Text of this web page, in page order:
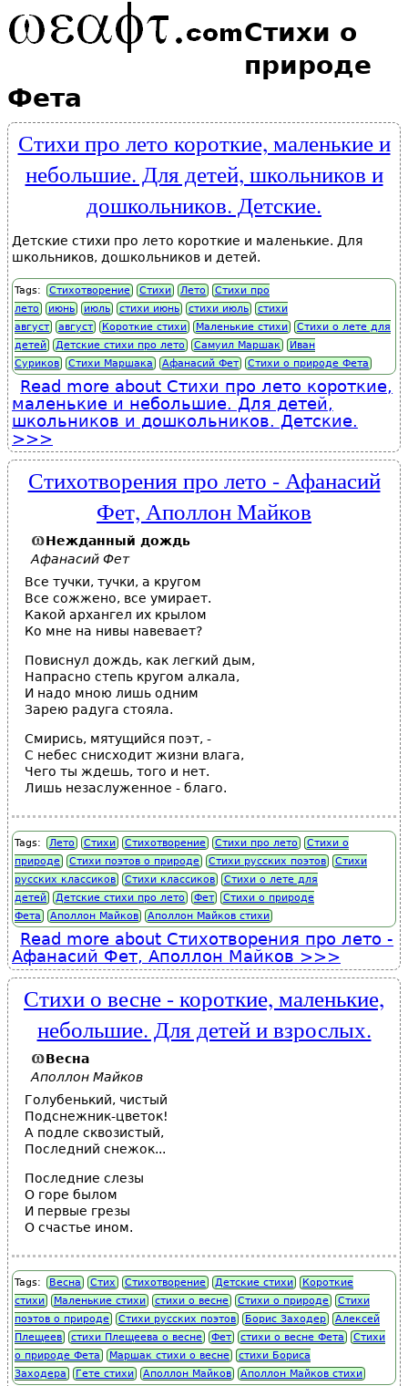
Стихи о
природе
Фета
Стихи про лето короткие, маленькие и
небольшие. Для детей, школьников и
дошкольников. Детские.
Детские стихи про лето короткие и маленькие. Для
школьников, дошкольников и детей.
Tags: Стихотворение Стихи Лето
Стихи про
лето
июнь июль стихи июнь стихи июль
стихи
август
август Короткие стихи Маленькие стихи
Стихи о лете для
детей
Детские стихи про лето Самуил Маршак
Иван
Суриков
Стихи Маршака Афанасий Фет Стихи о природе Фета
Read more about Стихи про лето короткие,
маленькие и небольшие. Для детей,
школьников и дошкольников. Детские.
Стихотворения про лето - Афанасий
Фет, Аполлон Майков
Нежданный дождь
Афанасий Фет
Все тучки, тучки, а кругом
Все сожжено, все умирает.
Какой архангел их крылом
Ко мне на нивы навевает?
Повиснул дождь, как легкий дым,
Напрасно степь кругом алкала,
И надо мною лишь одним
Зарею радуга стояла.
Смирись, мятущийся поэт, -
С небес снисходит жизни влага,
Чего ты ждешь, того и нет.
Лишь незаслуженное - благо.
Tags: Лето Стихи Стихотворение Стихи про лето
Стихи о
природе
Стихи поэтов о природе Стихи русских поэтов
Стихи
русских классиков
Стихи классиков
Стихи о лете для
детей
Детские стихи про лето Фет
Стихи о природе
Фета
Аполлон Майков Аполлон Майков стихи
Read more about Стихотворения про лето -
Афанасий Фет, Аполлон Майков
Стихи о весне - короткие, маленькие,
небольшие. Для детей и взрослых.
Весна
Аполлон Майков
Голубенький, чистый
Подснежник-цветок!
А подле сквозистый,
Последний снежок...
Последние слезы
О горе былом
И первые грезы
О счастье ином.
Tags: Весна Стих Стихотворение Детские стихи
Короткие
стихи
Маленькие стихи стихи о весне Стихи о природе
Стихи
поэтов о природе
Стихи русских поэтов Борис Заходер
Алексей
Плещеев
стихи Плещеева о весне Фет стихи о весне Фета
Стихи
о природе Фета
Маршак стихи о весне
стихи Бориса
Заходера
Гете стихи Аполлон Майков Аполлон Майков стихи